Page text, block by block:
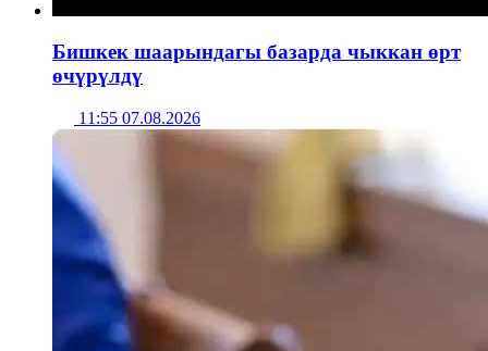
Бишкек шаарындагы базарда чыккан өрт
өчүрүлдү
11:55 07.08.2026